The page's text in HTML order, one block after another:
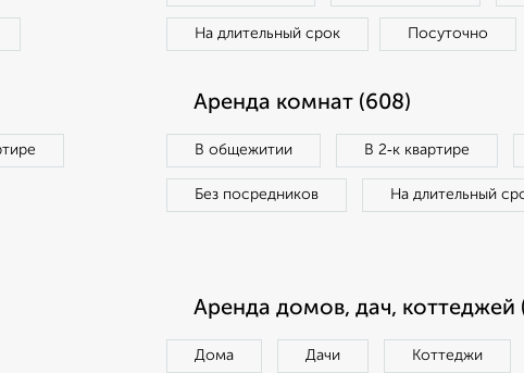
На длительный срок Посуточно
Аренда комнат (608)
В общежитии В 2‑к квартире
Без посредников На длительный
Аренда домов, дач, коттеджей
Дома Дачи Коттеджи